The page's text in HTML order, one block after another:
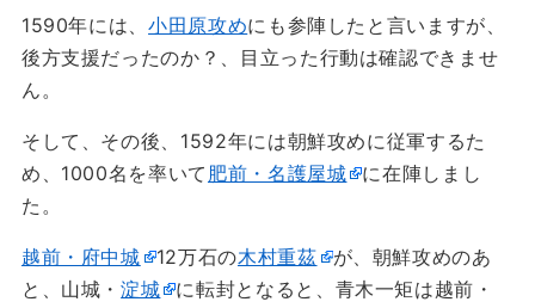
1590年には、小田原攻めにも参陣したと言いますが、
後方支援だったのか？、目立った行動は確認できませ
ん。
そして、その後、1592年には朝鮮攻めに従軍するた
め、1000名を率いて 肥前・名護屋城
に在陣しまし
た。
越前・府中城 12万石の木村重茲
が、朝鮮攻めのあ
と、山城・淀城
に転封となると、青木一矩は越前・